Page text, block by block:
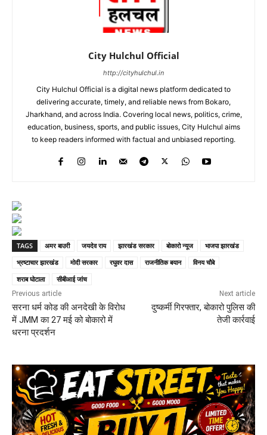
City Hulchul Official
http://cityhulchul.in
City Hulchul Official is a digital news platform dedicated to
delivering accurate, timely, and reliable news from Bokaro,
Jharkhand, and across India. Covering local news, politics, crime,
education, business, sports, and public issues, City Hulchul aims
to keep readers informed with factual and unbiased reporting.
TAGS अमर बाउरी जयदेव राय झारखंड सरकार बोकारो न्यूज
भाजपा झारखंड
भ्रष्टाचार झारखंड
मोदी सरकार रघुवर दास राजनीतिक बयान
विनय चौबे
शराब घोटाला
सीबीआई जांच
Previous article
सरना धर्म कोड की अनदेखी के विरोध
में JMM का 27 मई को बोकारो में
धरना प्रदर्शन
Next article
दुष्कर्मी गिरफ्तार, बोकारो पुलिस की
तेजी कार्रवाई